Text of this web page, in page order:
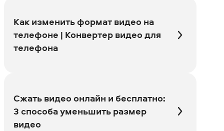
Как изменить формат видео на
телефоне | Конвертер видео для
телефона
Сжать видео онлайн и бесплатно:
3 способа уменьшить размер
видео